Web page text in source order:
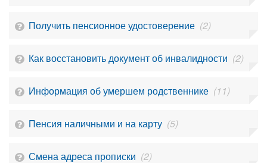
Получить пенсионное удостоверение (2)
Как восстановить документ об инвалидности (2)
Информация об умершем родственнике (11)
Пенсия наличными и на карту (5)
Смена адреса прописки (2)